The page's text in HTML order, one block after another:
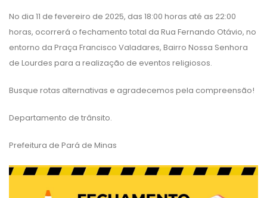
No dia 11 de fevereiro de 2025, das 18:00 horas até as 22:00
horas, ocorrerá o fechamento total da Rua Fernando Otávio, no
entorno da Praça Francisco Valadares, Bairro Nossa Senhora
de Lourdes para a realização de eventos religiosos.
Busque rotas alternativas e agradecemos pela compreensão!
Departamento de trânsito.
Prefeitura de Pará de Minas